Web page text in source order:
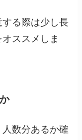
る際は少し長
ススメしま
数分あるか確